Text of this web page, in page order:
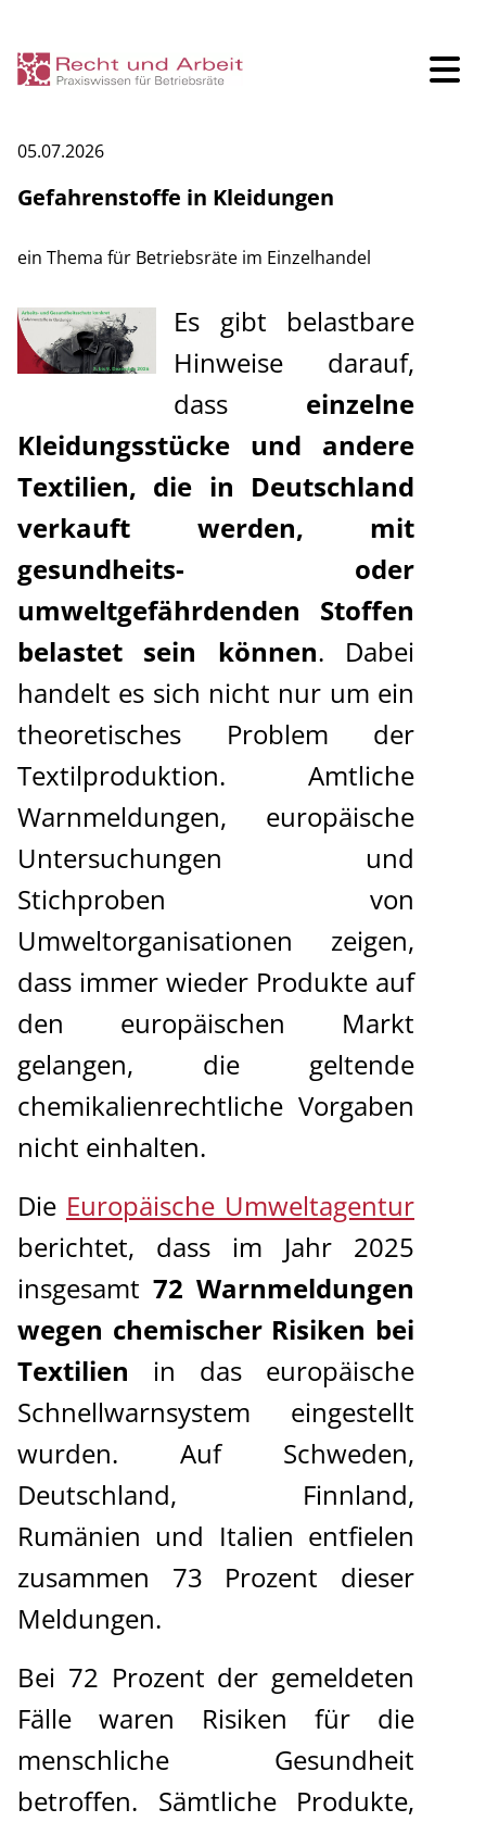
Kontakt
R+A Blog
Über uns
05.07.2026
Gefahrenstoffe in Kleidungen
ein Thema für Betriebsräte im Einzelhandel
Es gibt belastbare
Hinweise darauf,
dass einzelne
Kleidungsstücke und andere
Textilien, die in Deutschland
verkauft werden, mit
gesundheits- oder
umweltgefährdenden Stoffen
belastet sein können. Dabei
handelt es sich nicht nur um ein
theoretisches Problem der
Textilproduktion. Amtliche
Warnmeldungen, europäische
Untersuchungen und
Stichproben von
Umweltorganisationen zeigen,
dass immer wieder Produkte auf
den europäischen Markt
gelangen, die geltende
chemikalienrechtliche Vorgaben
nicht einhalten.
Die Europäische Umweltagentur
berichtet, dass im Jahr 2025
insgesamt 72 Warnmeldungen
wegen chemischer Risiken bei
Textilien in das europäische
Schnellwarnsystem eingestellt
wurden. Auf Schweden,
Deutschland, Finnland,
Rumänien und Italien entfielen
zusammen 73 Prozent dieser
Meldungen.
Bei 72 Prozent der gemeldeten
Fälle waren Risiken für die
menschliche Gesundheit
betroffen. Sämtliche Produkte,